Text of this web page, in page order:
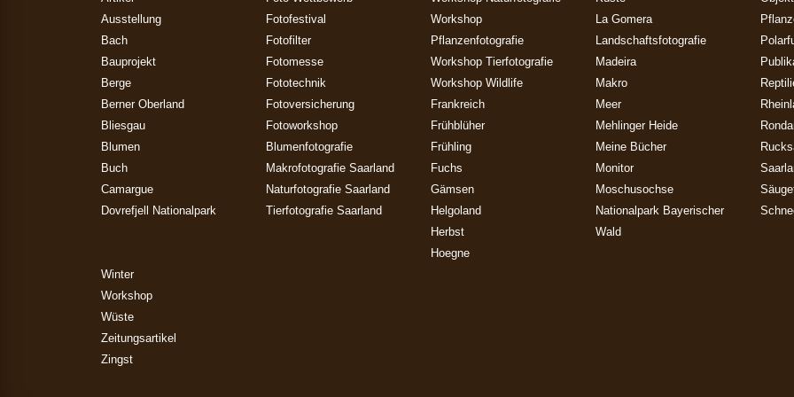
Ausstellung
Bach
Bauprojekt
Berge
Berner Oberland
Bliesgau
Blumen
Buch
Camargue
Dovrefjell Nationalpark
Fotofestival
Fotofilter
Fotomesse
Fototechnik
Fotoversicherung
Fotoworkshop
Blumenfotografie
Makrofotografie Saarland
Naturfotografie Saarland
Tierfotografie Saarland
Workshop
Pflanzenfotografie
Workshop Tierfotografie
Workshop Wildlife
Frankreich
Frühblüher
Frühling
Fuchs
Gämsen
Helgoland
Herbst
Hoegne
La Gomera
Landschaftsfotografie
Madeira
Makro
Meer
Mehlinger Heide
Meine Bücher
Monitor
Moschusochse
Nationalpark Bayerischer
Wald
Winter
Workshop
Wüste
Zeitungsartikel
Zingst